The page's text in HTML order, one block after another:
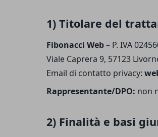
1) Titolare del
Fibonacci Web– P. IVA
Viale Caprera 9, 57123
Email di contatto privacy:
Rappresentante/DPO: non
2) Finalità e basi